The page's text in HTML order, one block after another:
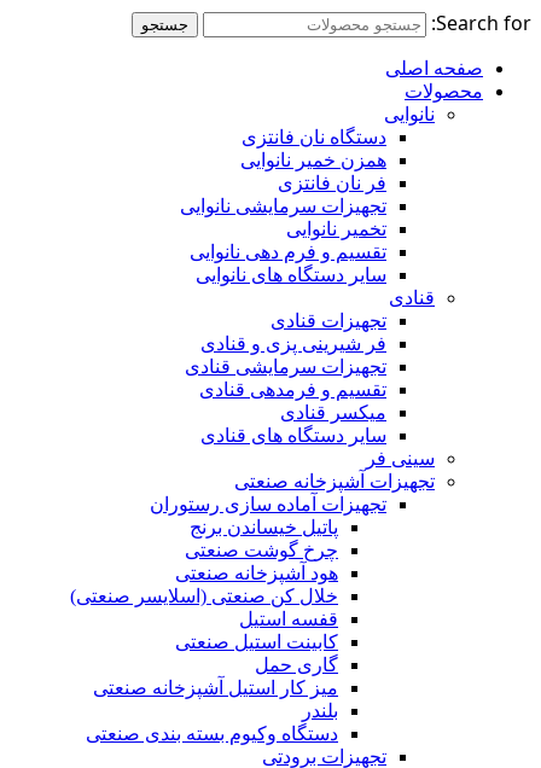
Search for: جستجو
صفحه اصلی
محصولات
نانوایی
دستگاه نان فانتزی
همزن خمیر نانوایی
فر نان فانتزی
تجهیزات سرمایشی نانوایی
تخمیر نانوایی
تقسیم و فرم دهی نانوایی
سایر دستگاه های نانوایی
قنادی
تجهیزات قنادی
فر شیرینی پزی و قنادی
تجهیزات سرمایشی قنادی
تقسیم و فرمدهی قنادی
میکسر قنادی
سایر دستگاه های قنادی
سینی فر
تجهیزات آشپزخانه صنعتی
تجهیزات آماده سازی رستوران
پاتیل خیساندن برنج
چرخ گوشت صنعتی
هود آشپزخانه صنعتی
خلال کن صنعتی (اسلایسر صنعتی)
قفسه استیل
کابینت استیل صنعتی
گاری حمل
میز کار استیل آشپزخانه صنعتی
بلندر
دستگاه وکیوم بسته بندی صنعتی
تجهیزات برودتی